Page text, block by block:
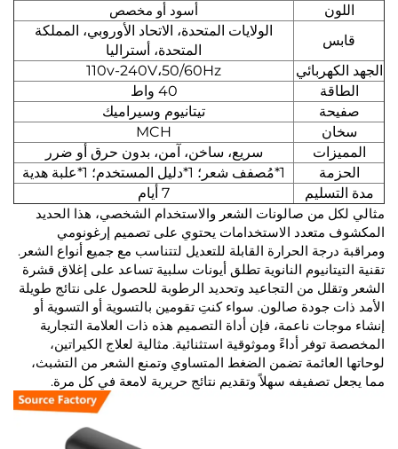
اللون
أسود أو مخصص
قابس
الولايات المتحدة، الاتحاد الأوروبي، المملكة
المتحدة، أستراليا
الجهد الكهربائي
110v-240V،50/60Hz
الطاقة
40 واط
صفيحة
تيتانيوم وسيراميك
سخان
MCH
المميزات
سريع، ساخن، آمن، بدون حرق أو ضرر
الحزمة
1*مُصفف شعر؛ 1*دليل المستخدم؛ 1*علبة هدية
مدة التسليم
7 أيام
مثالي لكل من صالونات الشعر والاستخدام الشخصي، هذا الحديد
المكشوف متعدد الاستخدامات يحتوي على تصميم إرغونومي
ومراقبة درجة الحرارة القابلة للتعديل لتتناسب مع جميع أنواع الشعر.
تقنية التيتانيوم النانوية تطلق أيونات سلبية تساعد على إغلاق قشرة
الشعر وتقلل من التجاعيد وتحديد الرطوبة للحصول على نتائج طويلة
الأمد ذات جودة صالون. سواء كنتِ تقومين بالتسوية أو التسوية أو
إنشاء موجات ناعمة، فإن أداة التصميم هذه ذات العلامة التجارية
المخصصة توفر أداءً وموثوقية استثنائية. مثالية لعلاج الكيراتين،
لوحاتها العائمة تضمن الضغط المتساوي وتمنع الشعر من التشبث،
مما يجعل تصفيفه سهلاً وتقديم نتائج حريرية لامعة في كل مرة.